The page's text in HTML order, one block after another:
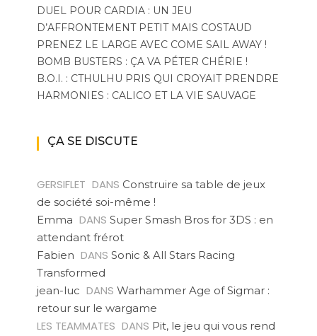
DUEL POUR CARDIA : UN JEU
D’AFFRONTEMENT PETIT MAIS COSTAUD
PRENEZ LE LARGE AVEC COME SAIL AWAY !
BOMB BUSTERS : ÇA VA PÉTER CHÉRIE !
B.O.I. : CTHULHU PRIS QUI CROYAIT PRENDRE
HARMONIES : CALICO ET LA VIE SAUVAGE
ÇA SE DISCUTE
GERSIFLET DANS Construire sa table de jeux
de société soi-même !
Emma DANS Super Smash Bros for 3DS : en
attendant frérot
Fabien DANS Sonic & All Stars Racing
Transformed
jean-luc DANS Warhammer Age of Sigmar :
retour sur le wargame
LES TEAMMATES DANS Pit, le jeu qui vous rend